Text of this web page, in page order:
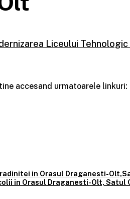
Liceului
accesand urmatoarele linkuri:
in Orasul Draganesti-
in Orasul Draganesti-Olt, Satul